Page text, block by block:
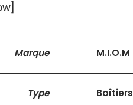
Marque M.I.O.M
Type Boîtiers